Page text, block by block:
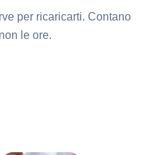
per ricaricarti. Contano
le ore.